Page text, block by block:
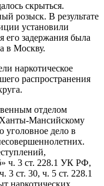
скрыться.
розыск. В результате
установили
его задержания была
в Москву.
наркотическое
распространения
отделом
Мансийскому
уголовное дело в
ч. 3 ст. 228.1 УК РФ,
3 ст. 30, ч. 5 ст. 228.1